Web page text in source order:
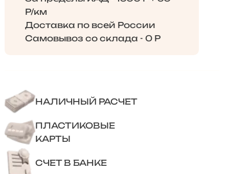
Р/км
Доставка по всей России
Самовывоз со склада - 0 Р
НАЛИЧНЫЙ РАСЧЕТ
ПЛАСТИКОВЫЕ
КАРТЫ
СЧЕТ В БАНКЕ